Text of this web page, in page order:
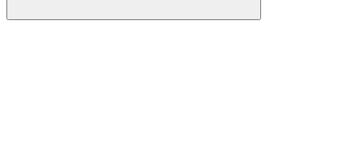
Buscar